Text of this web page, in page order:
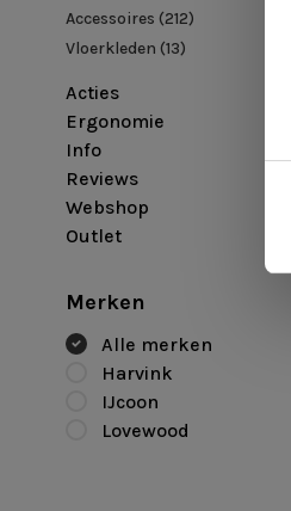
Accessoires (212)
Vloerkleden (13)
Acties
Ergonomie
Info
Reviews
Webshop
Outlet
Merken
Alle merken
Harvink
IJcoon
Lovewood